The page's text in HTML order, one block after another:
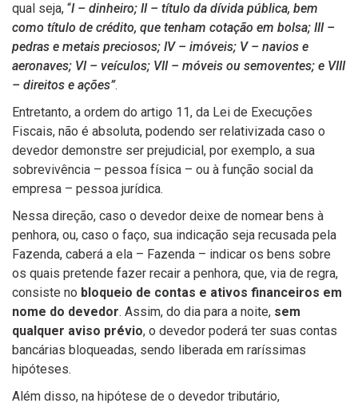
qual seja, “I – dinheiro; II – título da dívida pública, bem
como título de crédito, que tenham cotação em bolsa; III –
pedras e metais preciosos; IV – imóveis; V – navios e
aeronaves; VI – veículos; VII – móveis ou semoventes; e VIII
– direitos e ações”.
Entretanto, a ordem do artigo 11, da Lei de Execuções
Fiscais, não é absoluta, podendo ser relativizada caso o
devedor demonstre ser prejudicial, por exemplo, a sua
sobrevivência – pessoa física – ou à função social da
empresa – pessoa jurídica.
Nessa direção, caso o devedor deixe de nomear bens à
penhora, ou, caso o faço, sua indicação seja recusada pela
Fazenda, caberá a ela – Fazenda – indicar os bens sobre
os quais pretende fazer recair a penhora, que, via de regra,
consiste no bloqueio de contas e ativos financeiros em
nome do devedor. Assim, do dia para a noite, sem
qualquer aviso prévio, o devedor poderá ter suas contas
bancárias bloqueadas, sendo liberada em raríssimas
hipóteses.
Além disso, na hipótese de o devedor tributário,